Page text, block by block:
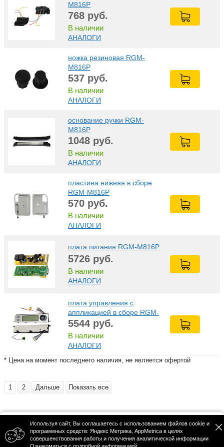
M816Р
768 руб.
В наличии
АНАЛОГИ
ножка резиновая RGM-
M816Р
537 руб.
В наличии
АНАЛОГИ
основание ручки RGM-
M816Р
1048 руб.
В наличии
АНАЛОГИ
пластина нижняя в сборе
RGM-M816Р
570 руб.
В наличии
АНАЛОГИ
плата питания RGM-M816Р
5726 руб.
В наличии
АНАЛОГИ
плата управления с
аппликацией в сборе RGM-
M816Р
5544 руб.
В наличии
АНАЛОГИ
* Цена на момент последнего наличия, не является офертой
1 2 Дальше Показать все
© 2026 ООО "РА СЕРВИС"
Политика конфиденциальности
Публичная оферта
Используя сайт, Вы соглашаетесь с использованием файлов cookie и
программных средств: Яндекс Метрика, AppMetrica в целях
совершенствования работы и получения аналитической информации
Главная Корзина Каталог